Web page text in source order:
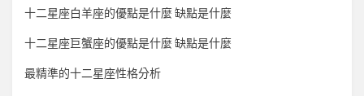
十二星座白羊座的優點是什麼 缺點是什麼
十二星座巨蟹座的優點是什麼 缺點是什麼
最精準的十二星座性格分析